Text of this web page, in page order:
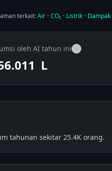
terkait:Air · CO₂ · Listrik ·
oleh AI tahun ini i
L
tahunan sekitar 25.4K orang.